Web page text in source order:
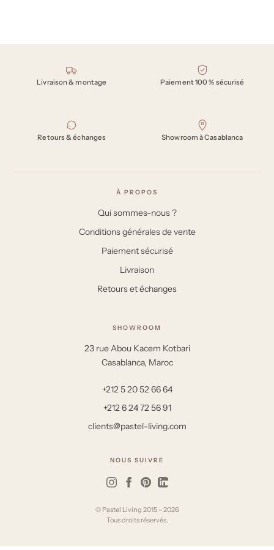
Nos engagements
Livraison & montage Paiement 100 % sécurisé
Retours & échanges Showroom à Casablanca
À PROPOS
Qui sommes-nous ?
Conditions générales de vente
Paiement sécurisé
Livraison
Retours et échanges
SHOWROOM
23 rue Abou Kacem Kotbari
Casablanca, Maroc
+212 5 20 52 66 64
+212 6 24 72 56 91
clients@pastel-living.com
NOUS SUIVRE
© Pastel Living 2015 – 2026
Tous droits réservés.